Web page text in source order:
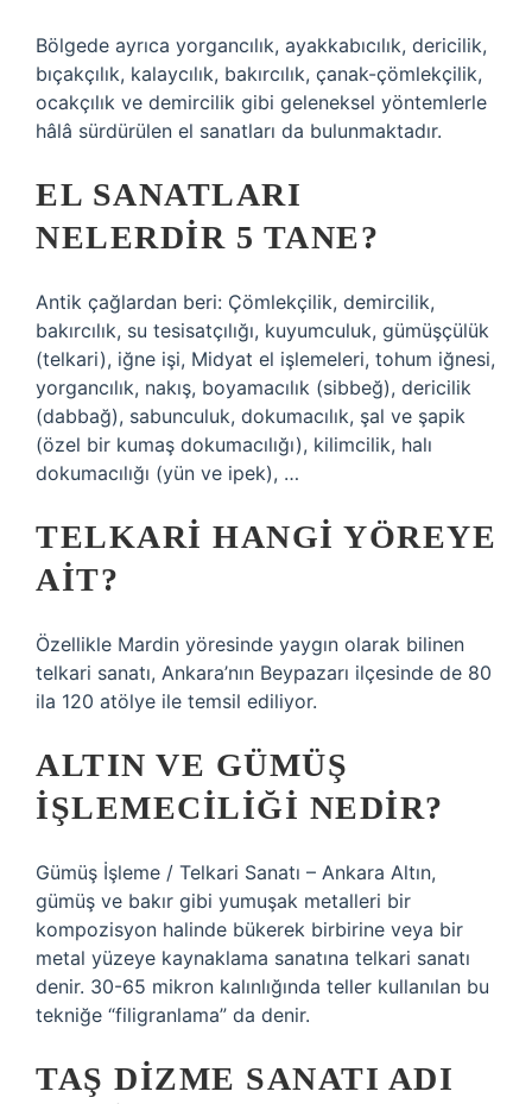
Bölgede ayrıca yorgancılık, ayakkabıcılık, dericilik,
bıçakçılık, kalaycılık, bakırcılık, çanak-çömlekçilik,
ocakçılık ve demircilik gibi geleneksel yöntemlerle
hâlâ sürdürülen el sanatları da bulunmaktadır.
EL SANATLARI
NELERDIR 5 TANE?
Antik çağlardan beri: Çömlekçilik, demircilik,
bakırcılık, su tesisatçılığı, kuyumculuk, gümüşçülük
(telkari), iğne işi, Midyat el işlemeleri, tohum iğnesi,
yorgancılık, nakış, boyamacılık (sibbeğ), dericilik
(dabbağ), sabunculuk, dokumacılık, şal ve şapik
(özel bir kumaş dokumacılığı), kilimcilik, halı
dokumacılığı (yün ve ipek), …
TELKARI HANGI YÖREYE
AIT?
Özellikle Mardin yöresinde yaygın olarak bilinen
telkari sanatı, Ankara’nın Beypazarı ilçesinde de 80
ila 120 atölye ile temsil ediliyor.
ALTIN VE GÜMÜŞ
IŞLEMECILIĞI NEDIR?
Gümüş İşleme / Telkari Sanatı – Ankara Altın,
gümüş ve bakır gibi yumuşak metalleri bir
kompozisyon halinde bükerek birbirine veya bir
metal yüzeye kaynaklama sanatına telkari sanatı
denir. 30-65 mikron kalınlığında teller kullanılan bu
tekniğe “filigranlama” da denir.
TAŞ DIZME SANATI ADI